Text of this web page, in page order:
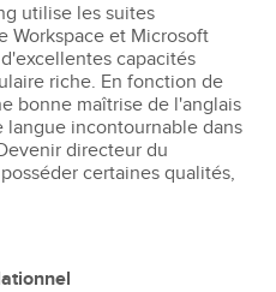
utilise les suites
Workspace et Microsoft
capacités
riche. En fonction de
bonne maîtrise de l'anglais
langue incontournable dans
directeur du
certaines qualités,